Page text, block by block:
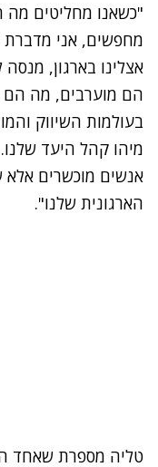
"כשאנו מחליטים מה
מחפשים, אני מדברת
אצלינו בארגון,
הם מוערבים, מה הם
בעולמות השיווק
מיהו קהל היעד
אנשים מוכשרים
הארגונית שלנו".
טליה מספרת שאחד